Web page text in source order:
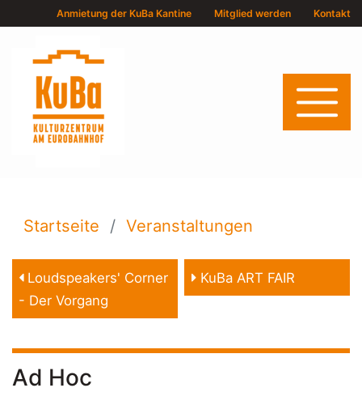
Anmietung der KuBa Kantine Mitglied werden Kontakt
Startseite Veranstaltungen
Loudspeakers' Corner
- Der Vorgang
KuBa ART FAIR
Ad Hoc